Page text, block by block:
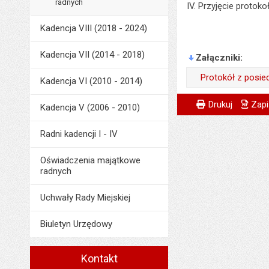
radnych
Kadencja VIII (2018 - 2024)
Kadencja VII (2014 - 2018)
Kadencja VI (2010 - 2014)
Kadencja V (2006 - 2010)
Radni kadencji I - IV
Oświadczenia majątkowe
radnych
Uchwały Rady Miejskiej
Biuletyn Urzędowy
Kontakt
Przyjęcie
Załączniki
Protokół z
Wytworzył:
Data wytworzenia:
Metryczka
Wytworzył:
Powiadom
Drukuj